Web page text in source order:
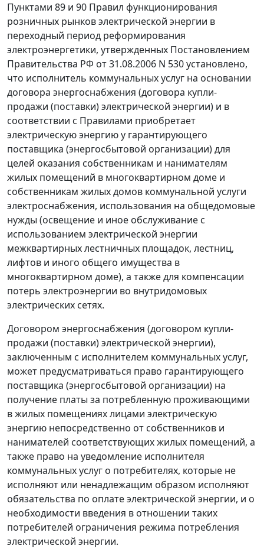
Пунктами 89 и 90 Правил функционирования
розничных рынков электрической энергии в
переходный период реформирования
электроэнергетики, утвержденных Постановлением
Правительства РФ от 31.08.2006 N 530 установлено,
что исполнитель коммунальных услуг на основании
договора энергоснабжения (договора купли-
продажи (поставки) электрической энергии) и в
соответствии с Правилами приобретает
электрическую энергию у гарантирующего
поставщика (энергосбытовой организации) для
целей оказания собственникам и нанимателям
жилых помещений в многоквартирном доме и
собственникам жилых домов коммунальной услуги
электроснабжения, использования на общедомовые
нужды (освещение и иное обслуживание с
использованием электрической энергии
межквартирных лестничных площадок, лестниц,
лифтов и иного общего имущества в
многоквартирном доме), а также для компенсации
потерь электроэнергии во внутридомовых
электрических сетях.
Договором энергоснабжения (договором купли-
продажи (поставки) электрической энергии),
заключенным с исполнителем коммунальных услуг,
может предусматриваться право гарантирующего
поставщика (энергосбытовой организации) на
получение платы за потребленную проживающими
в жилых помещениях лицами электрическую
энергию непосредственно от собственников и
нанимателей соответствующих жилых помещений, а
также право на уведомление исполнителя
коммунальных услуг о потребителях, которые не
исполняют или ненадлежащим образом исполняют
обязательства по оплате электрической энергии, и о
необходимости введения в отношении таких
потребителей ограничения режима потребления
электрической энергии.